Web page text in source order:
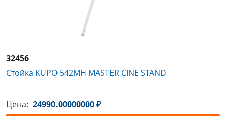
32456
Стойка KUPO 542MH MASTER CINE STAND
Цена: 24990.00000000 ₽